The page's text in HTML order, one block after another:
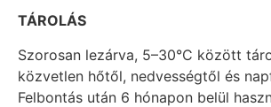
TÁROLÁS
Szorosan lezárva, 5–30°C között
közvetlen hőtől, nedvességtől és
Felbontás után 6 hónapon belül